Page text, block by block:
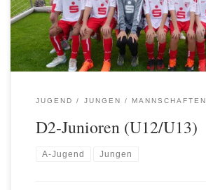
JUGEND JUNGEN MANNSCHAFTEN
D2-Junioren (U12/U13)
A-Jugend Jungen